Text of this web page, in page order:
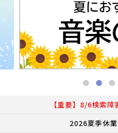
【重要】8/6検索
2026夏季休